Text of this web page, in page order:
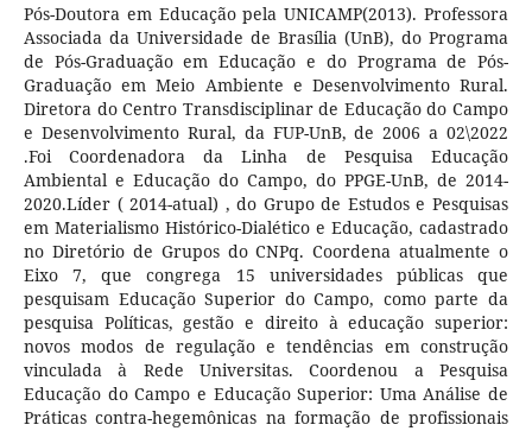
Pós-Doutora em Educação pela UNICAMP(2013). Professora
Associada da Universidade de Brasília (UnB), do Programa
de Pós-Graduação em Educação e do Programa de Pós-
Graduação em Meio Ambiente e Desenvolvimento Rural.
Diretora do Centro Transdisciplinar de Educação do Campo
e Desenvolvimento Rural, da FUP-UnB, de 2006 a 02\2022
.Foi Coordenadora da Linha de Pesquisa Educação
Ambiental e Educação do Campo, do PPGE-UnB, de 2014-
2020.Líder ( 2014-atual) , do Grupo de Estudos e Pesquisas
em Materialismo Histórico-Dialético e Educação, cadastrado
no Diretório de Grupos do CNPq. Coordena atualmente o
Eixo 7, que congrega 15 universidades públicas que
pesquisam Educação Superior do Campo, como parte da
pesquisa Políticas, gestão e direito à educação superior:
novos modos de regulação e tendências em construção
vinculada à Rede Universitas. Coordenou a Pesquisa
Educação do Campo e Educação Superior: Uma Análise de
Práticas contra-hegemônicas na formação de profissionais